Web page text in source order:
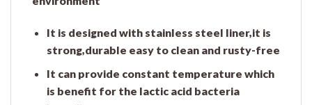
It is designed with stainless steel liner,it is
strong,durable easy to clean and rusty-free
It can provide constant temperature which
is benefit for the lactic acid bacteria